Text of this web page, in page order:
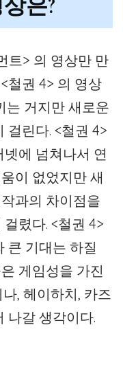
은?
트> 의 영상만 만
철권 4> 의 영상
는 거지만 새로운
걸린다. <철권 4>
에 넘쳐나서 연
이 없었지만 새
과의 차이점을
렸다. <철권 4>
큰 기대는 하질
게임성을 가진
, 헤이하치, 카즈
나갈 생각이다.